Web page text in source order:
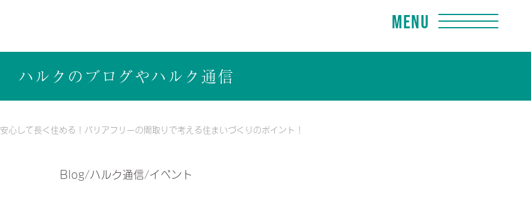
Menu
ハルクのブログやハルク通信
安心して長く住める！バリアフリーの間取りで考える住まいづくりのポイント！
Blog/ハルク通信/イベント